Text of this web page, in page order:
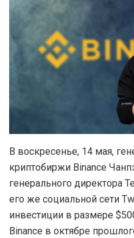
В воскресенье, 14 мая,
криптобиржи Binance
генерального директора
его же социальной сети
инвестиции в размере
Binance в октябре